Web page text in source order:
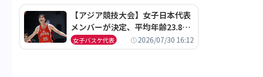
【アジア競技大会】女子日本代表
メンバーが決定、平均年齢23.8歳
のフレッシュなメンバーが日本開
女子バスケ代表 2026/07/30 16:12